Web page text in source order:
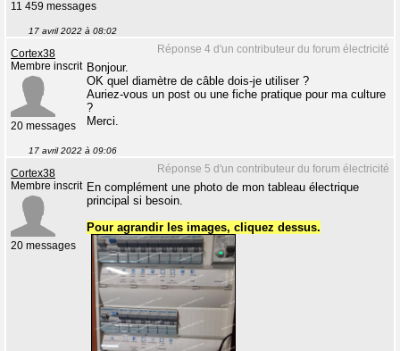
11 459 messages
17 avril 2022 à 08:02
Réponse 4 d'un contributeur du forum électricité
Cortex38
Membre inscrit
20 messages
Bonjour.
OK quel diamètre de câble dois-je utiliser ?
Auriez-vous un post ou une fiche pratique pour ma culture
?
Merci.
17 avril 2022 à 09:06
Réponse 5 d'un contributeur du forum électricité
Cortex38
Membre inscrit
20 messages
En complément une photo de mon tableau électrique
principal si besoin.
Pour agrandir les images, cliquez dessus.